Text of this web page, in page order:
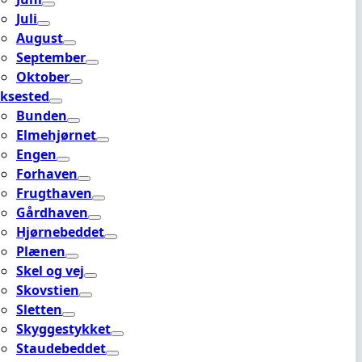
Juli
August
September
Oktober
Bunden
Elmehjørnet
Engen
Forhaven
Frugthaven
Gårdhaven
Hjørnebeddet
Plænen
Skel og vej
Skovstien
Sletten
Skyggestykket
Staudebeddet